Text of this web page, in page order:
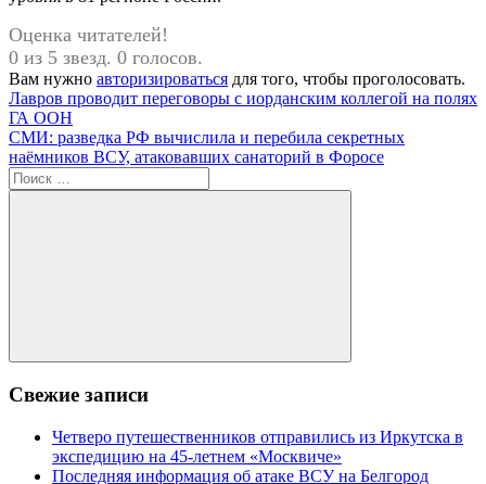
Оценка читателей!
0 из 5 звезд. 0 голосов.
Вам нужно авторизироваться для того, чтобы проголосовать.
Навигация
по
записям
Предыдущая
запись:
Лавров проводит переговоры с иорданским коллегой на полях
ГА ООН
Следующая
запись:
СМИ: разведка РФ вычислила и перебила секретных
наёмников ВСУ, атаковавших санаторий в Форосе
Поиск
для:
Поиск
Свежие записи
Четверо путешественников отправились из Иркутска в
экспедицию на 45-летнем «Москвиче»
Последняя информация об атаке ВСУ на Белгород